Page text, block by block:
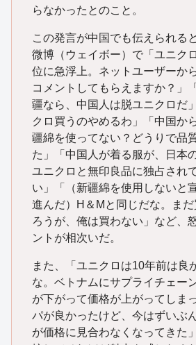
らなかったとのこと。
この発言が中国でも伝えられる
微博（ウェイボー）で「ユニク
位に急浮上。ネットユーザーか
コメントしてもらえますか？」
疆なら、中国人は脱ユニクロだ
クロ買うのやめるわ」「中国か
疆綿を使ってない？どうりで品
た」「中国人が着る服が、日本
ユニクロと無印良品に独占され
い」「（新疆綿を使用しないと
進んだ）H＆Mと同じだな。ま
ろうが、俺は買わない」など、
ントが相次いだ。
また、「ユニクロは10年前は良
な。ベトナムにサプライチェー
が下がって価格が上がってしま
パが良かったけど、今はずいぶ
が価格に見合わなくなってきた